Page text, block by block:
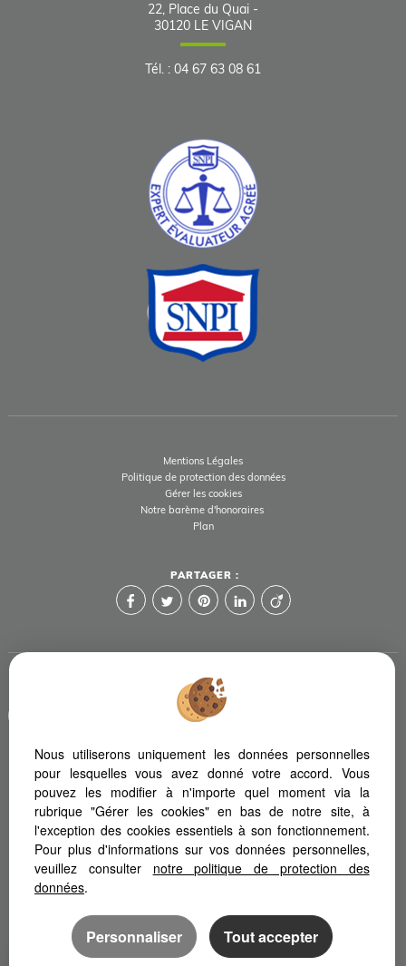
22, Place du Quai -
30120 LE VIGAN
Tél. : 04 67 63 08 61
Mentions Légales
Politique de protection des données
Gérer les cookies
Notre barème d'honoraires
Plan
PARTAGER :
Afin de vous offrir un confort de lecture permanent, depuis votre
PC, votre tablette ou votre smartphone, notre site s'adapte
Logiciel transaction
Création site internet
Référencement immobilier
Nous utiliserons uniquement les données personnelles
pour lesquelles vous avez donné votre accord. Vous
pouvez les modifier à n'importe quel moment via la
rubrique "Gérer les cookies" en bas de notre site, à
l'exception des cookies essentiels à son fonctionnement.
Pour plus d'informations sur vos données personnelles,
veuillez consulter notre politique de protection des
données.
Personnaliser Tout accepter